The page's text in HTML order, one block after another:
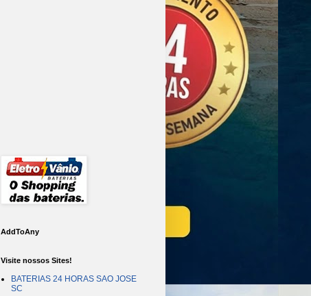
AddToAny
Visite nossos Sites!
BATERIAS 24 HORAS SAO JOSE
SC